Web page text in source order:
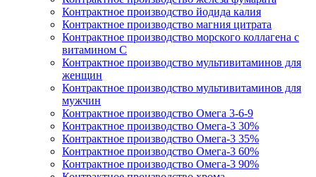
Контрактное производство йодида калия
Контрактное производство магния цитрата
Контрактное производство морского коллагена с
витамином С
Контрактное производство мультивитаминов для
женщин
Контрактное производство мультивитаминов для
мужчин
Контрактное производство Омега 3-6-9
Контрактное производство Омега-3 30%
Контрактное производство Омега-3 35%
Контрактное производство Омега-3 60%
Контрактное производство Омега-3 90%